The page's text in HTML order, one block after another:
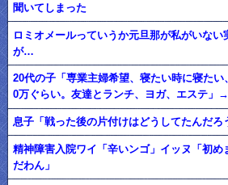
聞いてしまった
ロミオメールっていうか元旦那が私がいな
が…
20代の子「専業主婦希望、寝たい時に寝た
0万ぐらい。友達とランチ、ヨガ、エステ
息子「戦った後の片付けはどうしてたんだろ
精神障害入院ワイ「辛いンゴ」イッヌ「初め
だわん」